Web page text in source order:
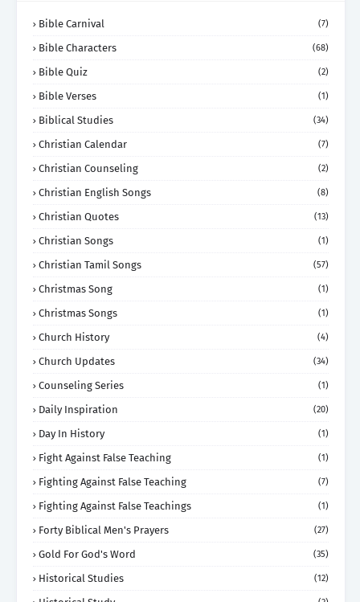
Bible Carnival (7)
Bible Characters (68)
Bible Quiz (2)
Bible Verses (1)
Biblical Studies (34)
Christian Calendar (7)
Christian Counseling (2)
Christian English Songs (8)
Christian Quotes (13)
Christian Songs (1)
Christian Tamil Songs (57)
Christmas Song (1)
Christmas Songs (1)
Church History (4)
Church Updates (34)
Counseling Series (1)
Daily Inspiration (20)
Day In History (1)
Fight Against False Teaching (1)
Fighting Against False Teaching (7)
Fighting Against False Teachings (1)
Forty Biblical Men's Prayers (27)
Gold For God's Word (35)
Historical Studies (12)